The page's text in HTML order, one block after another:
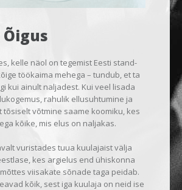
kelle näol on tegemist Eesti stand-
töökaima mehega – tundub, et ta
kui ainult naljadest. Kui veel lisada
rahulik ellusuhtumine ja
tõsiselt võtmine saame koomiku, kes
kõike, mis elus on naljakas.
vuristades tuua kuulajaist välja
kes argielus end ühiskonna
viisakate sõnade taga peidab.
kõik, sest iga kuulaja on neid ise